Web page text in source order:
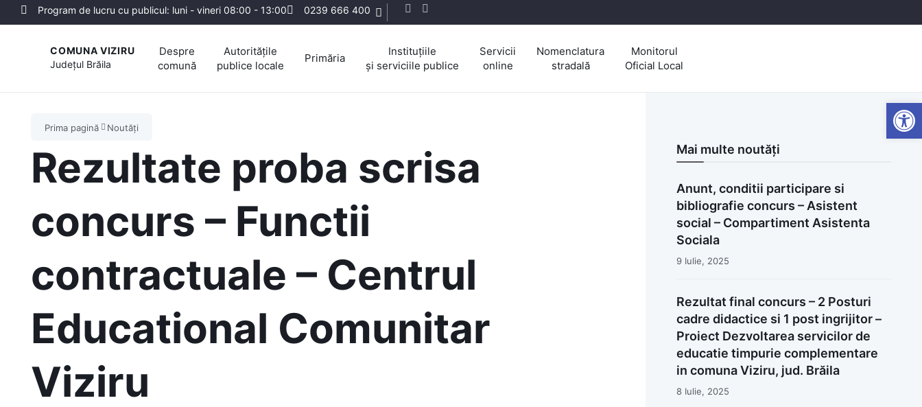
Program de lucru cu publicul: luni - vineri 08:00 - 13:00 0239 666 400
COMUNA VIZIRU
Județul Brăila
Despre
comună
Autoritățile
publice locale
Primăria
Instituțiile
și serviciile publice
Servicii
online
Nomenclatura
stradală
Monitorul
Oficial Local
Prima pagină Noutăți
Rezultate proba scrisa
concurs – Functii
contractuale – Centrul
Educational Comunitar
Viziru
Mai multe noutăți
Anunt, conditii participare si
bibliografie concurs – Asistent
social – Compartiment Asistenta
Sociala
9 Iulie, 2025
Rezultat final concurs – 2 Posturi
cadre didactice si 1 post ingrijitor –
Proiect Dezvoltarea servicilor de
educatie timpurie complementare
in comuna Viziru, jud. Brăila
8 Iulie, 2025